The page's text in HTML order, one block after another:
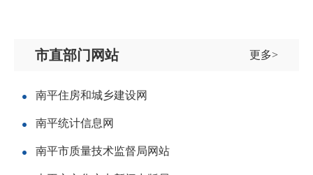
更多>
市直部门网站
南平住房和城乡建设网
南平统计信息网
南平市质量技术监督局网站